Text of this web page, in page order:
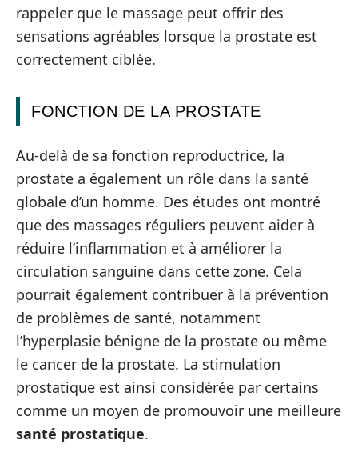
rappeler que le massage peut offrir des
sensations agréables lorsque la prostate est
correctement ciblée.
FONCTION DE LA PROSTATE
Au-delà de sa fonction reproductrice, la
prostate a également un rôle dans la santé
globale d’un homme. Des études ont montré
que des massages réguliers peuvent aider à
réduire l’inflammation et à améliorer la
circulation sanguine dans cette zone. Cela
pourrait également contribuer à la prévention
de problèmes de santé, notamment
l’hyperplasie bénigne de la prostate ou même
le cancer de la prostate. La stimulation
prostatique est ainsi considérée par certains
comme un moyen de promouvoir une meilleure
santé prostatique.